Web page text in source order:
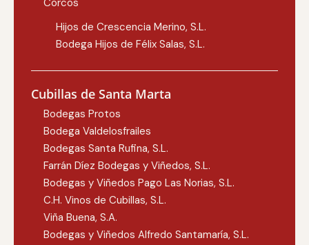
Corcos
Hijos de Crescencia Merino, S.L.
Bodega Hijos de Félix Salas, S.L.
Cubillas de Santa Marta
Bodegas Protos
Bodega Valdelosfrailes
Bodegas Santa Rufina, S.L.
Farrán Díez Bodegas y Viñedos, S.L.
Bodegas y Viñedos Pago Las Norias, S.L.
C.H. Vinos de Cubillas, S.L.
Viña Buena, S.A.
Bodegas y Viñedos Alfredo Santamaría, S.L.